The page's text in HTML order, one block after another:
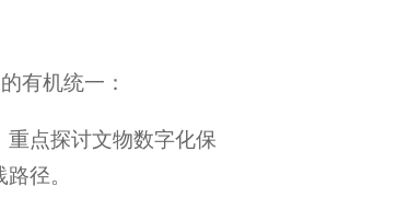
有机统一：
点探讨文物数字化保
径。